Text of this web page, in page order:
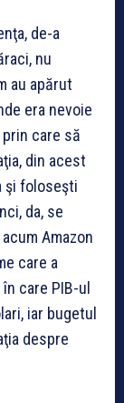
de-a
nu
au apărut
era nevoie
care să
din acest
şi foloseşti
da, se
Amazon
care a
care PIB-ul
iar bugetul
despre